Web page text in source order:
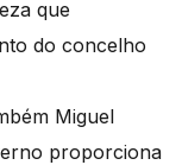
que
do concelho
Miguel
proporciona